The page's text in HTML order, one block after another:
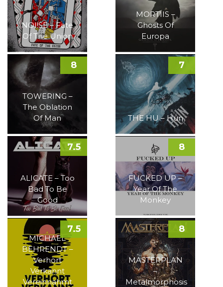
NOI!SE – Fate
Of The Union
MORTIIS –
Ghosts Of
Europa
TOWERING –
The Oblation
Of Man
8
THE HU – Hun
7
ALICATE – Too
Bad To Be
Good
7.5
FUCKED UP –
Year Of The
Monkey
8
MICHAEL
BEHRENDT –
Verhört
Verkannt
Vereinnahmt
7.5
MASTERPLAN
–
Metalmorphosis
8